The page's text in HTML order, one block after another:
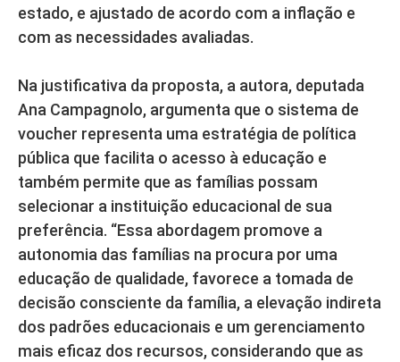
estado, e ajustado de acordo com a inflação e
com as necessidades avaliadas.
Na justificativa da proposta, a autora, deputada
Ana Campagnolo, argumenta que o sistema de
voucher representa uma estratégia de política
pública que facilita o acesso à educação e
também permite que as famílias possam
selecionar a instituição educacional de sua
preferência. “Essa abordagem promove a
autonomia das famílias na procura por uma
educação de qualidade, favorece a tomada de
decisão consciente da família, a elevação indireta
dos padrões educacionais e um gerenciamento
mais eficaz dos recursos, considerando que as